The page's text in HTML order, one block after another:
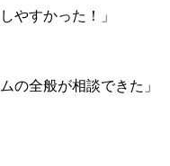
やすかった！」
の全般が相談できた」